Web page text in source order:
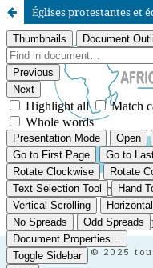
African
African SJ © 2025